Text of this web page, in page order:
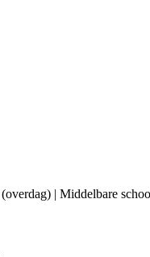
| Middelbare